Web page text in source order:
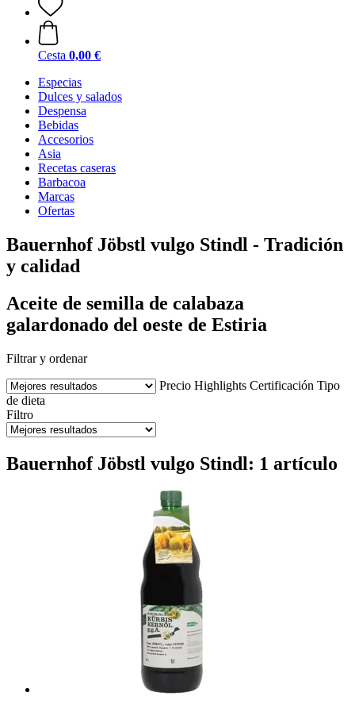
Cesta 0,00 €
Especias
Dulces y salados
Despensa
Bebidas
Accesorios
Asia
Recetas caseras
Barbacoa
Marcas
Ofertas
Bauernhof Jöbstl vulgo Stindl - Tradición
y calidad
Aceite de semilla de calabaza
galardonado del oeste de Estiria
Filtrar y ordenar
Precio Highlights Certificación Tipo
de dieta
Filtro
Bauernhof Jöbstl vulgo Stindl: 1 artículo